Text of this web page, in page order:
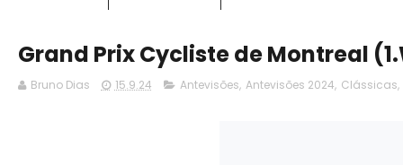
Grand Prix Cycliste de Montreal
Bruno Dias 15.9.24 Antevisões, Antevisões 2024, Clássicas,